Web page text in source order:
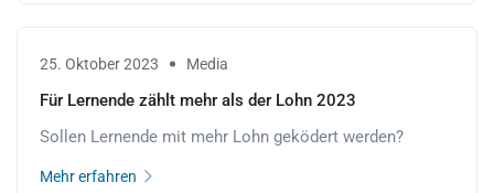
25. Oktober 2023 Media
Für Lernende zählt mehr als der Lohn 2023
Sollen Lernende mit mehr Lohn geködert werden?
Mehr erfahren